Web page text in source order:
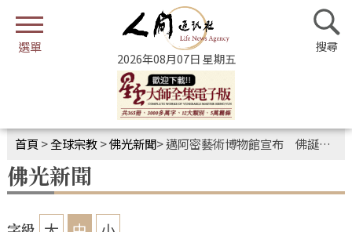
2026年08月07日 星期五
首頁 >全球宗教>佛光新聞>邁阿密藝術博物館宣布 佛誕慶典列為年度活動
佛光新聞